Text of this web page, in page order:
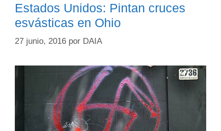
Estados Unidos: Pintan cruces
esvásticas en Ohio
27 junio, 2016 por DAIA